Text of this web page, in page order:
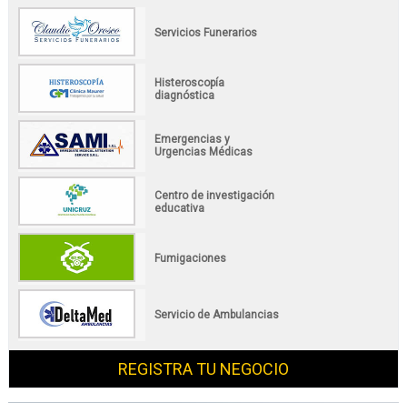
Servicios Funerarios
Histeroscopía
diagnóstica
Emergencias y
Urgencias Médicas
Centro de investigación
educativa
Fumigaciones
Servicio de Ambulancias
REGISTRA TU NEGOCIO